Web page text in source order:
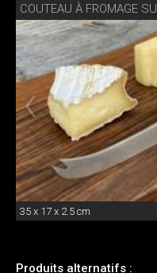
35 x 17 x 2.5 cm
Produits alternatifs :